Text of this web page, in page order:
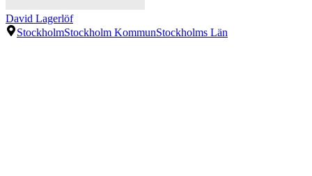
David Lagerlöf
StockholmStockholm KommunStockholms Län